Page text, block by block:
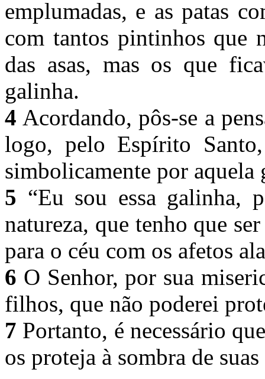
emplumadas, e as patas
com tantos pintinhos que
das asas, mas os que
galinha.
4 Acordando, pôs-se a
logo, pelo Espírito Santo,
simbolicamente por
5 “Eu sou essa galinha,
natureza, que tenho que
para o céu com os afetos
6 O Senhor, por sua
filhos, que não poderei
7 Portanto, é necessário
os proteja à sombra de